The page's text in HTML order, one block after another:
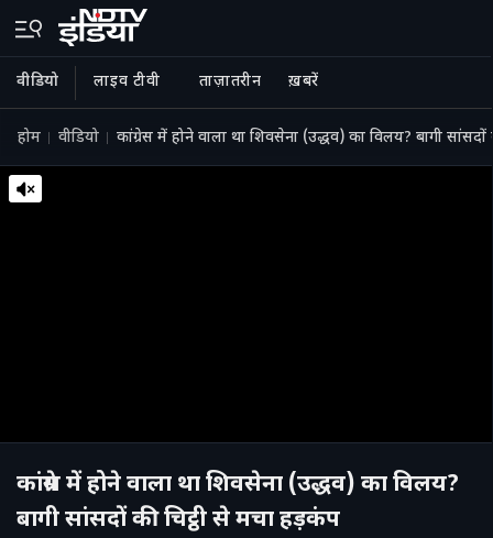
वीडियो लाइव टीवी ताज़ातरीन ख़बरें
होम वीडियो कांग्रेस में होने वाला था शिवसेना (उद्धव) का विलय? बागी
कांग्रेस में होने वाला था शिवसेना (उद्धव) का विलय?
बागी सांसदों की चिट्ठी से मचा हड़कंप